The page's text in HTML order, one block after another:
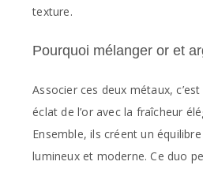
texture.
Pourquoi mélanger or et
Associer ces deux métaux,
éclat de l’or avec la fraîcheur
Ensemble, ils créent un
lumineux et moderne. Ce duo